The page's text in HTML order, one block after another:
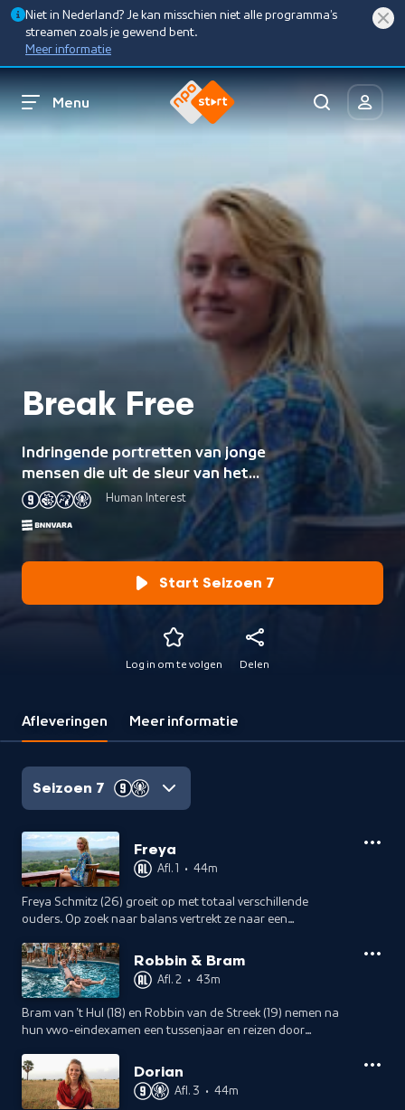
Niet in Nederland? Je kan misschien niet alle programma’s
streamen zoals je gewend bent.
Meer informatie
Menu
Break Free
Indringende portretten van jonge
mensen die uit de sleur van het
dagelijks leven willen breken door op
avontuur te gaan naar het
buitenland maar helaas niet meer
terugkwamen.
Human Interest
Start Seizoen 7
Log in om te volgen Delen
Afleveringen Meer informatie
Seizoen 7
Freya
Afl. 1 • 44m
Freya Schmitz (26) groeit op met totaal verschillende
ouders. Op zoek naar balans vertrekt ze naar een
broer Lennart haar.
Robbin & Bram
Afl. 2 • 43m
Bram van 't Hul (18) en Robbin van de Streek (19) nemen na
hun vwo-eindexamen een tussenjaar en reizen door
in hun spoor achterna.Dorian
Afl. 3 • 44m